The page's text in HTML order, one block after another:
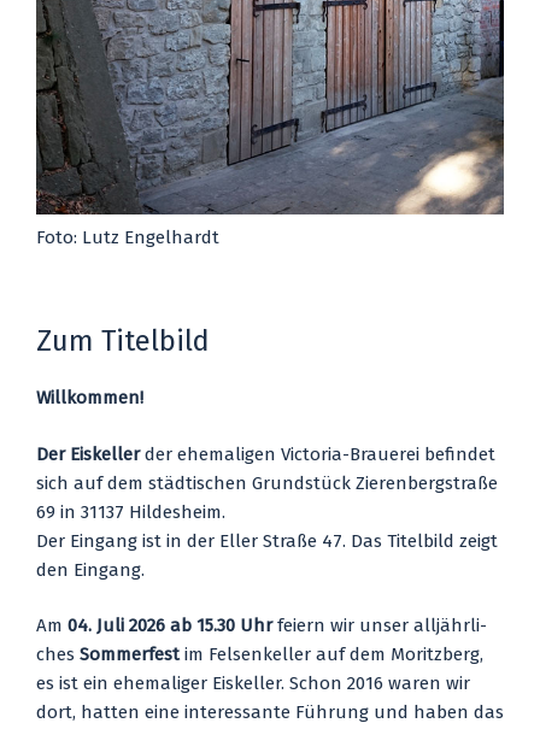
Foto: Lutz Engel­hardt
Zum Titelbild
Will­kom­men!
Der Eis­kel­lerder ehe­ma­li­gen Vic­to­ria-Braue­rei befin­det
sich auf dem städ­ti­schen Grund­stück Zie­ren­berg­stra­ße
69 in 31137 Hil­des­heim.
Der Ein­gang ist in der Eller Stra­ße 47. Das Titel­bild zeigt
den Ein­gang.
Am 04. Juli 2026 ab 15.30 Uhrfei­ern wir unser all­jähr­li­
ches Som­mer­festim Fel­sen­kel­ler auf dem Moritz­berg,
es ist ein ehe­ma­li­ger Eis­kel­ler. Schon 2016 waren wir
dort, hat­ten eine inter­es­san­te Füh­rung und haben das